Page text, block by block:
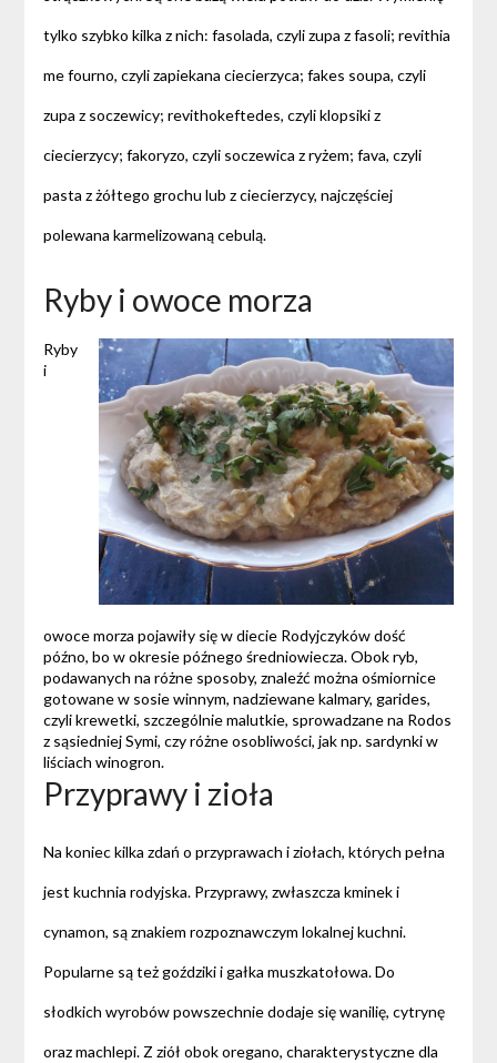
tylko szybko kilka z nich: fasolada, czyli zupa z fasoli; revithia
me fourno, czyli zapiekana ciecierzyca; fakes soupa, czyli
zupa z soczewicy; revithokeftedes, czyli klopsiki z
ciecierzycy; fakoryzo, czyli soczewica z ryżem; fava, czyli
pasta z żółtego grochu lub z ciecierzycy, najczęściej
polewana karmelizowaną cebulą.
Ryby i owoce morza
Ryby
i
owoce morza pojawiły się w diecie Rodyjczyków dość
późno, bo w okresie późnego średniowiecza. Obok ryb,
podawanych na różne sposoby, znaleźć można ośmiornice
gotowane w sosie winnym, nadziewane kalmary, garides,
czyli krewetki, szczególnie malutkie, sprowadzane na Rodos
z sąsiedniej Symi, czy różne osobliwości, jak np. sardynki w
liściach winogron.
Przyprawy i zioła
Na koniec kilka zdań o przyprawach i ziołach, których pełna
jest kuchnia rodyjska. Przyprawy, zwłaszcza kminek i
cynamon, są znakiem rozpoznawczym lokalnej kuchni.
Popularne są też goździki i gałka muszkatołowa. Do
słodkich wyrobów powszechnie dodaje się wanilię, cytrynę
oraz machlepi. Z ziół obok oregano, charakterystyczne dla